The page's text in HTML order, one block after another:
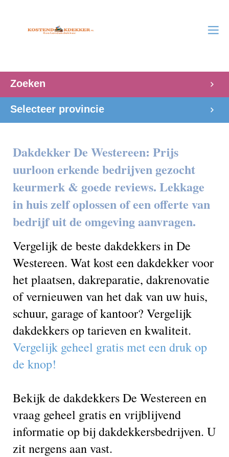
Zoeken
Selecteer provincie
Dakdekker De Westereen: Prijs
uurloon erkende bedrijven gezocht
keurmerk & goede reviews. Lekkage
in huis zelf oplossen of een offerte van
bedrijf uit de omgeving aanvragen.
Vergelijk de beste dakdekkers in De
Westereen. Wat kost een dakdekker voor
het plaatsen, dakreparatie, dakrenovatie
of vernieuwen van het dak van uw huis,
schuur, garage of kantoor? Vergelijk
dakdekkers op tarieven en kwaliteit.
Vergelijk geheel gratis met een druk op
de knop!
Bekijk de dakdekkers De Westereen en
vraag geheel gratis en vrijblijvend
informatie op bij dakdekkersbedrijven. U
zit nergens aan vast.